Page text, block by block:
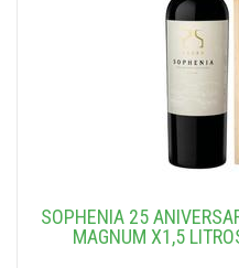
SOPHENIA 25
MAGNUM X1,5